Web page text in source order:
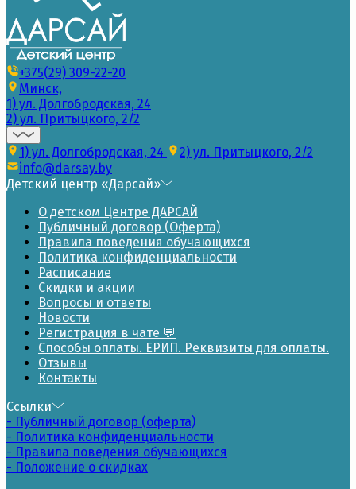
+375(29) 309-22-20
Минск,
1) ул. Долгобродская, 24
2) ул. Притыцкого, 2/2
1) ул. Долгобродская, 24
2) ул. Притыцкого, 2/2
info@darsay.by
Детский центр «Дарсай»
О детском Центре ДАРСАЙ
Публичный договор (Оферта)
Правила поведения обучающихся
Политика конфиденциальности
Расписание
Скидки и акции
Вопросы и ответы
Новости
Регистрация в чате 💬
Способы оплаты. ЕРИП. Реквизиты для оплаты.
Отзывы
Контакты
Ссылки
- Публичный договор (оферта)
- Политика конфиденциальности
- Правила поведения обучающихся
- Положение о скидках